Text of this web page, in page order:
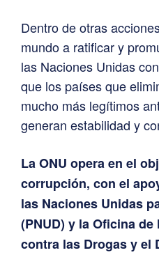
Dentro de otras
mundo a ratificar y
las Naciones Unidas
que los países que
mucho más legítimos
generan estabilidad y
La ONU opera en el
corrupción, con el
las Naciones Unidas
(PNUD) y la Oficina
contra las Drogas y el